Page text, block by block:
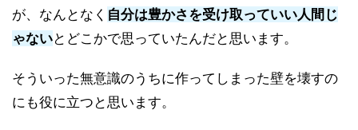
が、なんとなく 自分は豊かさを受け取っていい人間じ
ゃないとどこかで思っていたんだと思います。
そういった無意識のうちに作ってしまった壁を壊すの
にも役に立つと思います。